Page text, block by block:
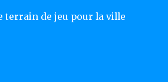
terrain de jeu pour la ville